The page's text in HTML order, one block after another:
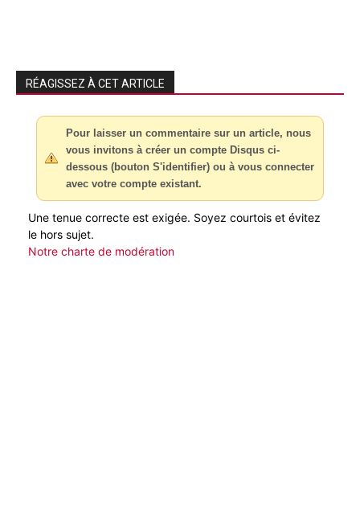
RÉAGISSEZ À CET ARTICLE
Pour laisser un commentaire sur un article, nous
vous invitons à créer un compte Disqus ci-
dessous (bouton S'identifier) ou à vous connecter
avec votre compte existant.
Une tenue correcte est exigée. Soyez courtois et évitez
le hors sujet.
Notre charte de modération